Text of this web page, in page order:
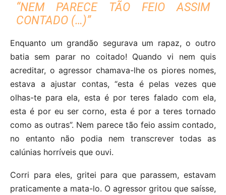
“NEM PARECE TÃO FEIO ASSIM
CONTADO (…)”
Enquanto um grandão segurava um rapaz, o outro
batia sem parar no coitado! Quando vi nem quis
acreditar, o agressor chamava-lhe os piores nomes,
estava a ajustar contas, “esta é pelas vezes que
olhas-te para ela, esta é por teres falado com ela,
esta é por eu ser corno, esta é por a teres tornado
como as outras”. Nem parece tão feio assim contado,
no entanto não podia nem transcrever todas as
calúnias horríveis que ouvi.
Corri para eles, gritei para que parassem, estavam
praticamente a mata-lo. O agressor gritou que saísse,